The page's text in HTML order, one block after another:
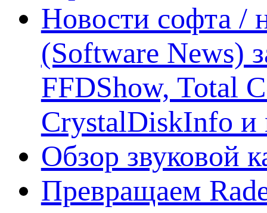
Новости софта /
(Software News)
FFDShow, Total
CrystalDiskInfo и
Обзор звуковой
Превращаем